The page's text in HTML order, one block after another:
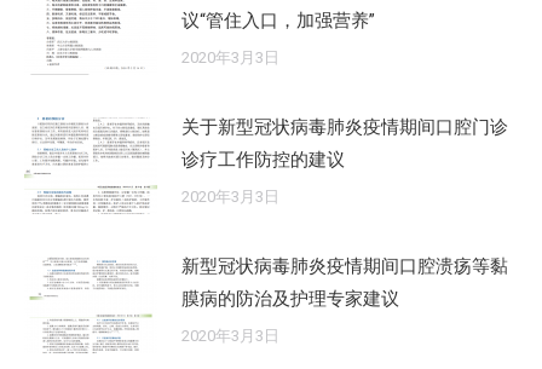
议“管住入口，加强营养”
2020年3月3日
关于新型冠状病毒肺炎疫情期间口腔门诊
诊疗工作防控的建议
2020年3月3日
新型冠状病毒肺炎疫情期间口腔溃疡等黏
膜病的防治及护理专家建议
2020年3月3日